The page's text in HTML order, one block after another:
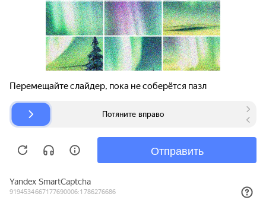
Для автокомпаний
Авторазборки
Помощь
Карта сайта
© bibinet.ru - система поиска запчастей,
Copyright 2010-2026 Все права защищены